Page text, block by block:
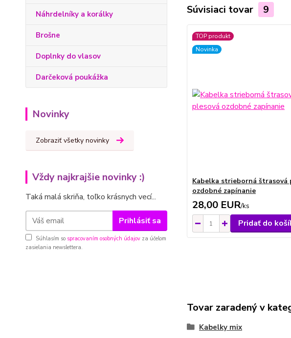
Náhrdelníky a korálky
Brošne
Doplnky do vlasov
Darčeková poukážka
Novinky
Zobraziť všetky novinky
Vždy najkrajšie novinky :)
Taká malá skriňa, toľko krásnych vecí...
Prihlásiť sa
Súhlasím so spracovaním osobných údajov za účelom
zasielania newslettera.
Súvisiaci tovar 9
TOP produkt
Novinka
Kabelka strieborná štrasová
ozdobné zapínanie
28,00 EUR/ks
Pridať do
Tovar zaradený v
Kabelky mix